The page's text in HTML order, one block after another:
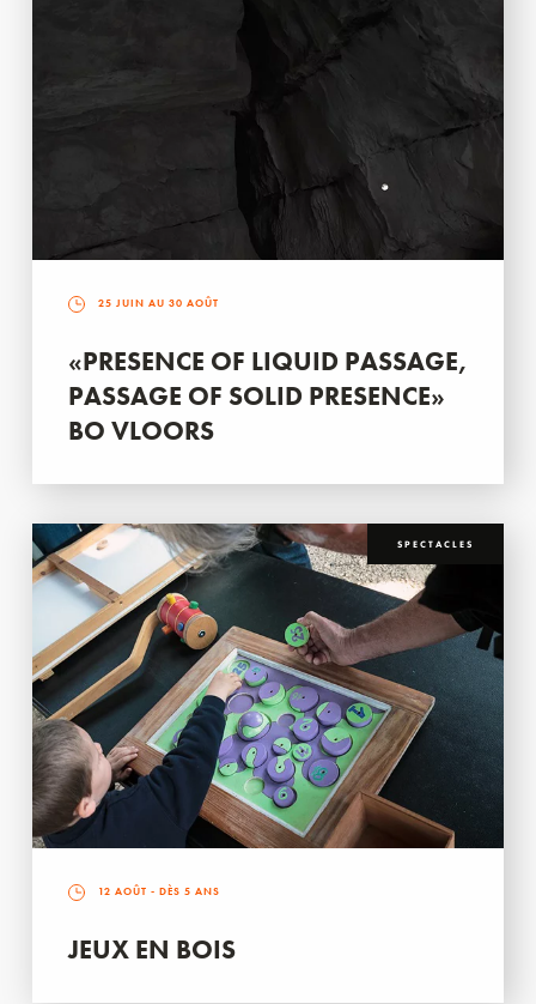
25 JUIN AU 30 AOÛT
«PRESENCE OF LIQUID PASSAGE,
PASSAGE OF SOLID PRESENCE»
BO VLOORS
SPECTACLES
12 AOÛT - DÈS 5 ANS
JEUX EN BOIS